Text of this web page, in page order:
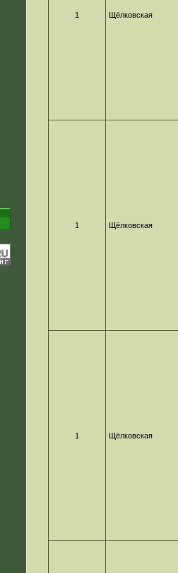
1 Щёлковская
1 Щёлковская
1 Щёлковская